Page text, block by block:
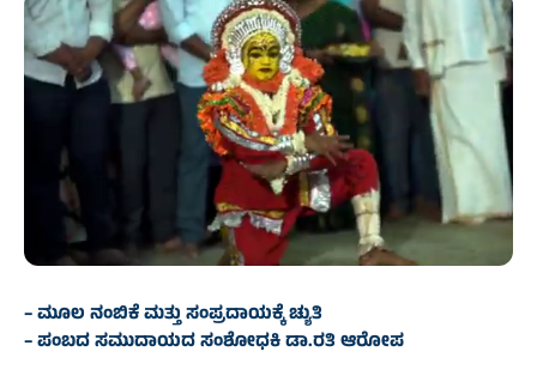
– ಮೂಲ ನಂಬಿಕೆ ಮತ್ತು ಸಂಪ್ರದಾಯಕ್ಕೆ ಚ್ಯುತಿ
– ಪಂಬದ ಸಮುದಾಯದ ಸಂಶೋಧಕಿ ಡಾ.ರತಿ ಆರೋಪ